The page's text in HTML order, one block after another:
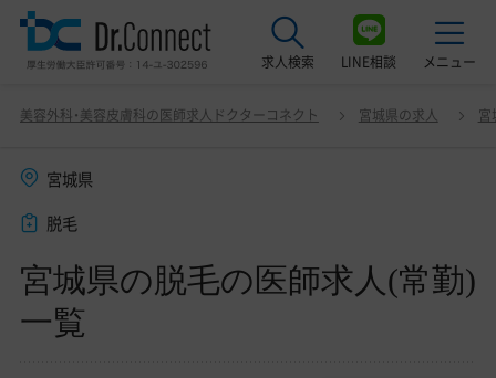
求人検索 LINE相談 メニュー
美容クリニック見学ご希望の方はこちら
サービス紹介
ドクターコネクトの強み
エージェント紹介
美容外科・美容皮膚科の医師求人ドクターコネクト 宮城県の求人 宮
宮城県
脱毛
宮城県の脱毛の医師求人(常勤)
一覧
宮城県の脱毛の医師求人(常勤)一覧 変更